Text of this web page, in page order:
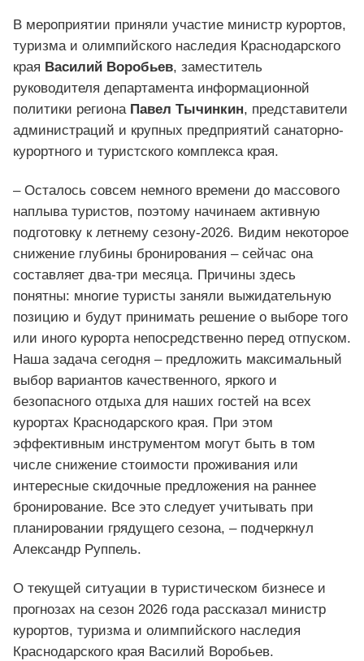
В мероприятии приняли участие министр курортов,
туризма и олимпийского наследия Краснодарского
края Василий Воробьев, заместитель
руководителя департамента информационной
политики региона Павел Тычинкин, представители
администраций и крупных предприятий санаторно-
курортного и туристского комплекса края.
– Осталось совсем немного времени до массового
наплыва туристов, поэтому начинаем активную
подготовку к летнему сезону-2026. Видим некоторое
снижение глубины бронирования – сейчас она
составляет два-три месяца. Причины здесь
понятны: многие туристы заняли выжидательную
позицию и будут принимать решение о выборе того
или иного курорта непосредственно перед отпуском.
Наша задача сегодня – предложить максимальный
выбор вариантов качественного, яркого и
безопасного отдыха для наших гостей на всех
курортах Краснодарского края. При этом
эффективным инструментом могут быть в том
числе снижение стоимости проживания или
интересные скидочные предложения на раннее
бронирование. Все это следует учитывать при
планировании грядущего сезона, – подчеркнул
Александр Руппель.
О текущей ситуации в туристическом бизнесе и
прогнозах на сезон 2026 года рассказал министр
курортов, туризма и олимпийского наследия
Краснодарского края Василий Воробьев.